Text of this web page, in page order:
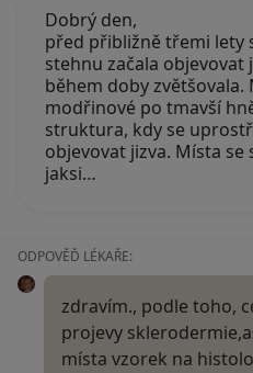
Dobrý den,
před přibližně třemi lety
stehnu začala objevovat
během doby
modřinové po tmavší
struktura, kdy se
objevovat jizva. Místa
jaksi…
ODPOVĚĎ LÉKAŘE:
zdravím., podle toho,
projevy
místa vzorek na